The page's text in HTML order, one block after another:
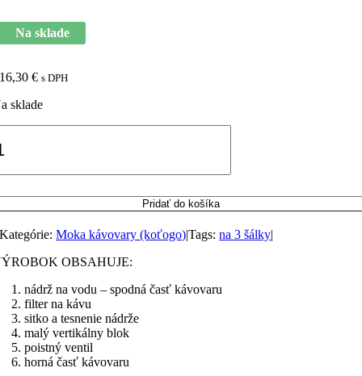
Na sklade
16,30€ s DPH
sklade
Pridať do košíka
Kategórie:Moka kávovary (koťogo)|Tags:na 3 šálky|
OBSAHUJE:
nádrž na vodu – spodná časť kávovaru
filter na kávu
sitko a tesnenie nádrže
malý vertikálny blok
poistný ventil
horná časť kávovaru